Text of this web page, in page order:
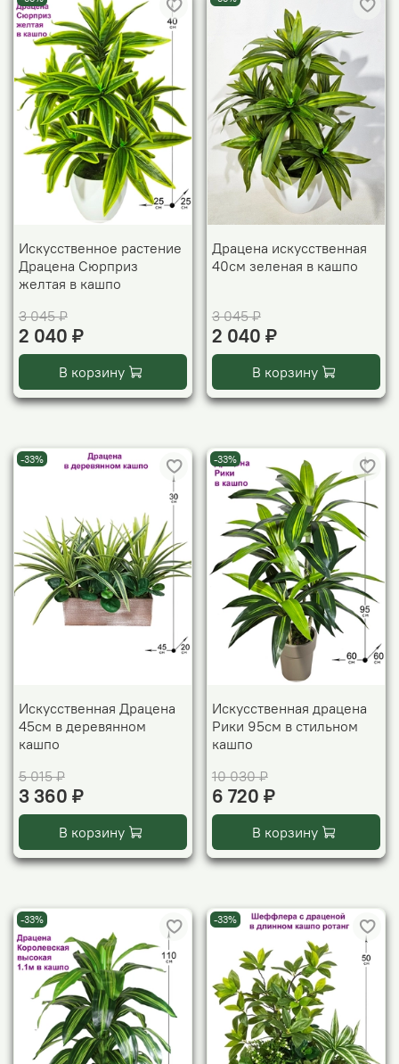
Искусственное растение
Драцена Сюрприз
желтая в кашпо
3 045 ₽
2 040 ₽
В корзину
Драцена искусственная
40см зеленая в кашпо
3 045 ₽
2 040 ₽
В корзину
-33%
Искусственная Драцена
45см в деревянном
кашпо
5 015 ₽
3 360 ₽
В корзину
-33%
Искусственная драцена
Рики 95см в стильном
кашпо
10 030 ₽
6 720 ₽
В корзину
-33% -33%